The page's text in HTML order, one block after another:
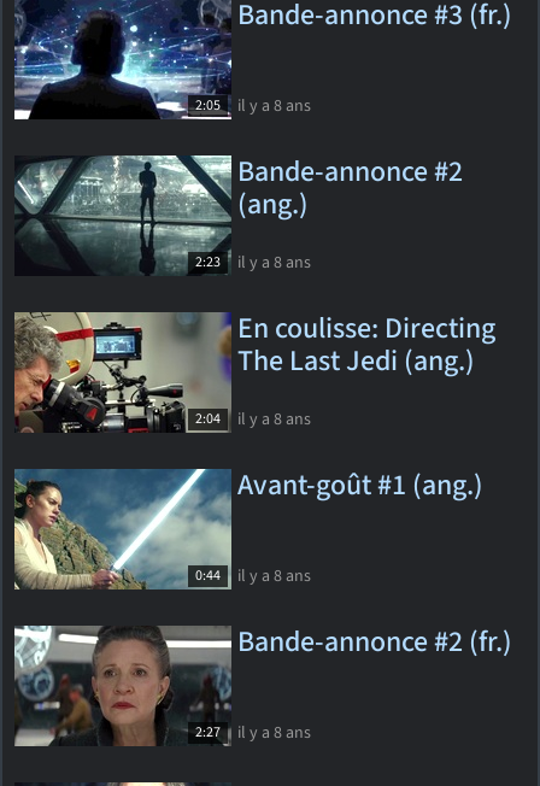
2:05
Bande-annonce #3 (fr.)
il y a 8 ans
2:23
Bande-annonce #2
(ang.)
il y a 8 ans
2:04
En coulisse: Directing
The Last Jedi (ang.)
il y a 8 ans
0:44
Avant-goût #1 (ang.)
il y a 8 ans
2:27
Bande-annonce #2 (fr.)
il y a 8 ans